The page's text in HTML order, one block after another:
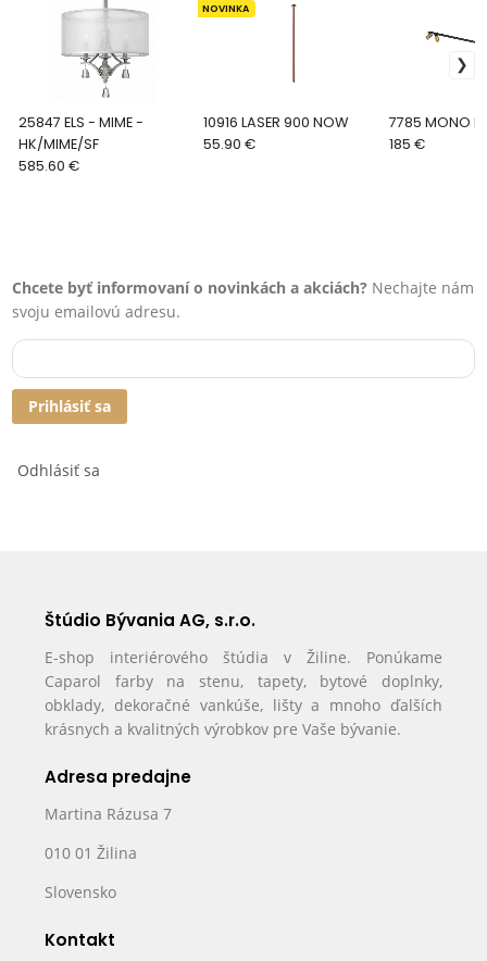
25847 ELS - MIME -
HK/MIME/SF
585.60 €
10916 LASER 900 NOW
NOVINKA
55.90 €
7785 MONO
185 €
Chcete byť informovaní o novinkách a akciách? Nechajte nám
svoju emailovú adresu.
Prihlásiť sa
Odhlásiť sa
Štúdio Bývania AG, s.r.o.
E-shop interiérového štúdia v Žiline. Ponúkame
Caparol farby na stenu, tapety, bytové doplnky,
obklady, dekoračné vankúše, lišty a mnoho ďalších
krásnych a kvalitných výrobkov pre Vaše bývanie.
Adresa predajne
Martina Rázusa 7
010 01 Žilina
Slovensko
Kontakt